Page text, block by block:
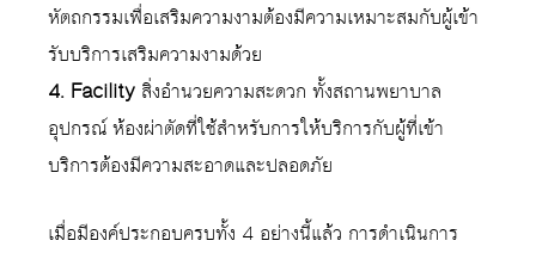
หัตถกรรมเพื่อเสริมความงามต้องมีความเหมาะสมกับผู้เข้า
รับบริการเสริมความงามด้วย
4. Facility สิ่งอำนวยความสะดวก ทั้งสถานพยาบาล
อุปกรณ์ ห้องผ่าตัดที่ใช้สำหรับการให้บริการกับผู้ที่เข้า
บริการต้องมีความสะอาดและปลอดภัย
เมื่อมีองค์ประกอบครบทั้ง 4 อย่างนี้แล้ว การดำเนินการ